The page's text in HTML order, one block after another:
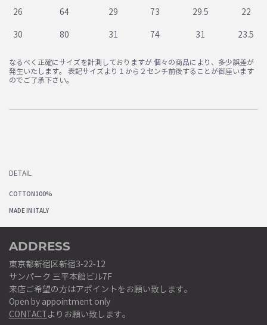
26 64 29 73 29.5 22
30 80 31 74 31 23.5
なるべく正確にサイズを計測しておりますが 個々の商品により、多少誤差が
発生いたします。 表記サイズより１から２センチ前後することが御座います
のでご了承下さい。
DETAIL
COTTON100%
MADE IN ITALY
ADDRESS
東京都新宿区新宿3-22-12
サンパーク 三平本館ビル7F
来店ご希望の方はアポイントをお願い致します。
Open by appointment only
CONTACTよりお願い致します。